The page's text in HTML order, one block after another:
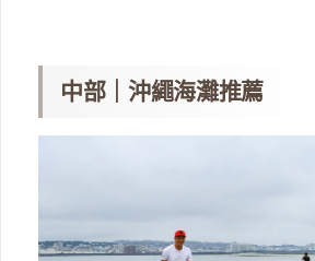
中部｜沖繩海灘推薦